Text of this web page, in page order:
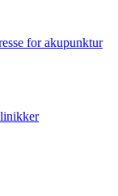
for akupunktur